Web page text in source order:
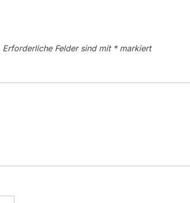
Erforderliche Felder sind mit *markiert